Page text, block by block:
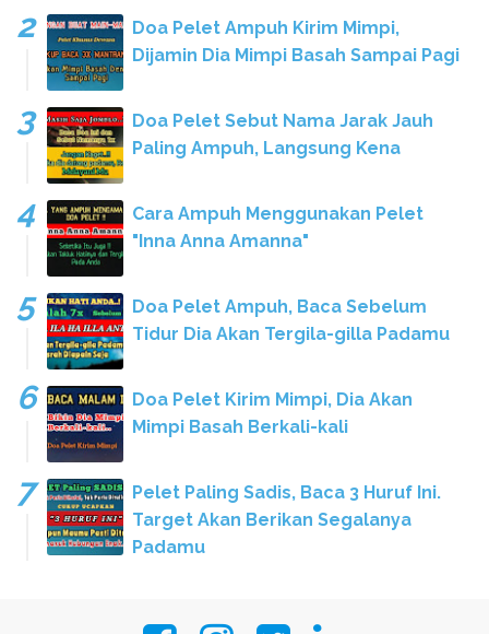
Doa Pelet Ampuh Kirim Mimpi,
Dijamin Dia Mimpi Basah Sampai Pagi
Doa Pelet Sebut Nama Jarak Jauh
Paling Ampuh, Langsung Kena
Cara Ampuh Menggunakan Pelet
"Inna Anna Amanna"
Doa Pelet Ampuh, Baca Sebelum
Tidur Dia Akan Tergila-gilla Padamu
Doa Pelet Kirim Mimpi, Dia Akan
Mimpi Basah Berkali-kali
Pelet Paling Sadis, Baca 3 Huruf Ini.
Target Akan Berikan Segalanya
Padamu